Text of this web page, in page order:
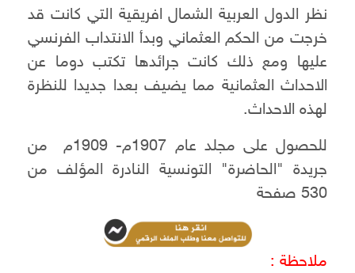
نظر الدول العربية الشمال افريقية التي كانت قد
خرجت من الحكم العثماني وبدأ الانتداب الفرنسي
عليها ومع ذلك كانت جرائدها تكتب دوما عن
الاحداث العثمانية مما يضيف بعدا جديدا للنظرة
لهذه الاحداث.
للحصول على مجلد عام 1907م- 1909م من
جريدة "الحاضرة" التونسية النادرة المؤلف من
530 صفحة
ملاحظة :